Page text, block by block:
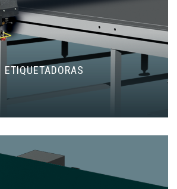
ETIQUETADORAS